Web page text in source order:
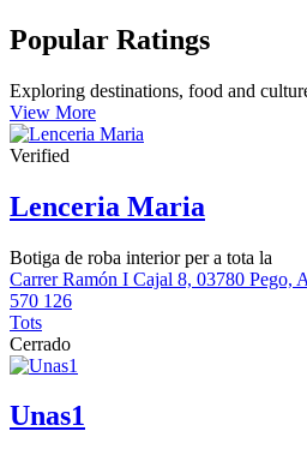
Popular Ratings
Exploring destinations, food and
View More
Verified
Lenceria Maria
Botiga de roba interior per a tota la
Carrer Ramón I Cajal 8, 03780 Pego,
570 126
Tots
Cerrado
Unas1